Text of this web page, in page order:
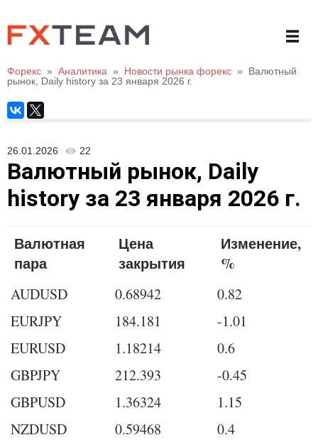
Форекс » Аналитика » Новости рынка форекс »
Валютный
рынок, Daily history за 23 января 2026 г.
26.01.2026 22
Валютный рынок, Daily
history за 23 января 2026 г.
Валютная
пара
Цена
закрытия
Изменение,
%
AUDUSD 0.68942
0.82
EURJPY
184.181
-1.01
EURUSD
1.18214
0.6
GBPJPY
212.393
-0.45
GBPUSD
1.36324
1.15
NZDUSD
0.59468
0.4